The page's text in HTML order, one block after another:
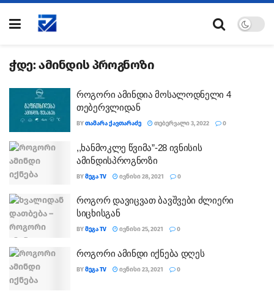
ჭდე:ამინდის პროგნოზი
როგორი ამინდია მოსალოდნელი 4
თებერვლიდან
BYᲗᲐᲛᲐᲠᲐ ᲥᲐᲕᲗᲐᲠᲐᲫᲔ ᲗᲔᲑᲔᲠᲕᲐᲚᲘ 3, 2022 0
,,ხანმოკლე წვიმა”-28 ივნისის
ამინდისპროგნოზი
BYᲛᲔᲒᲐ TV ᲘᲕᲜᲘᲡᲘ 28, 2021 0
როგორ დავიცვათ ბავშვები ძლიერი
სიცხისგან
BYᲛᲔᲒᲐ TV ᲘᲕᲜᲘᲡᲘ 25, 2021 0
როგორი ამინდი იქნება დღეს
BYᲛᲔᲒᲐ TV ᲘᲕᲜᲘᲡᲘ 23, 2021 0